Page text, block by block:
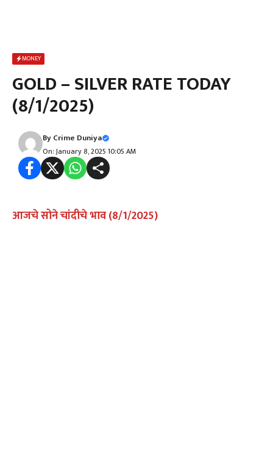
MONEY
GOLD – SILVER RATE TODAY
(8/1/2025)
ByCrime Duniya
On: January 8, 2025 10:05 AM
आजचे सोने चांदीचे भाव (8/1/2025)